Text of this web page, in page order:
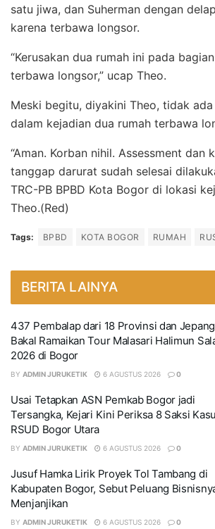
satu jiwa, dan Suherman dengan
karena terbawa longsor.
“Kerusakan dua rumah ini pada
terbawa longsor,” ucap Theo.
Meski begitu, diyakini Theo, tidak
dalam kejadian dua rumah terbawa
“Aman. Korban nihil. Assessment dan
tanggap darurat sudah selesai
TRC-PB BPBD Kota Bogor di lokasi
Theo.(Red)
Tags: BPBD KOTA BOGOR RUMAH
BERITA LAINYA
437 Pembalap dari 18 Provinsi dan Jepang
Bakal Ramaikan Tour Malasari Halimun
2026 di Bogor
BY ADMIN JURUKETIK 6 AGUSTUS 2026 0
Usai Tetapkan ASN Pemkab Bogor jadi
Tersangka, Kejari Kini Periksa 8 Saksi
RSUD Bogor Utara
BY ADMIN JURUKETIK 6 AGUSTUS 2026 0
Jusuf Hamka Lirik Proyek Tol Tambang di
Kabupaten Bogor, Sebut Peluang
Menjanjikan
BY ADMIN JURUKETIK 6 AGUSTUS 2026 0